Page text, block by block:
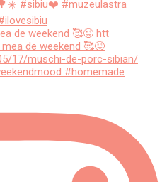
de weekend 🥰😜 htt